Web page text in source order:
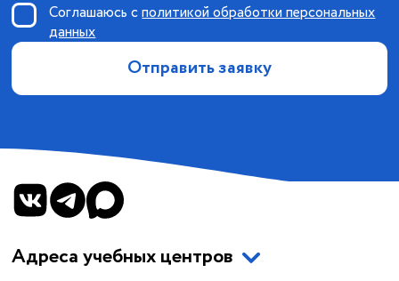
Отправить заявку
Соглашаюсь сполитикой обработки персональных
данных
Адреса учебных центров